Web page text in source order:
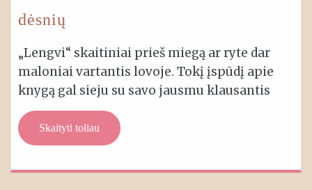
dėsnių
„Lengvi“ skaitiniai prieš miegą ar ryte dar
maloniai vartantis lovoje. Tokį įspūdį apie
knygą gal sieju su savo jausmu klausantis
Skaityti toliau